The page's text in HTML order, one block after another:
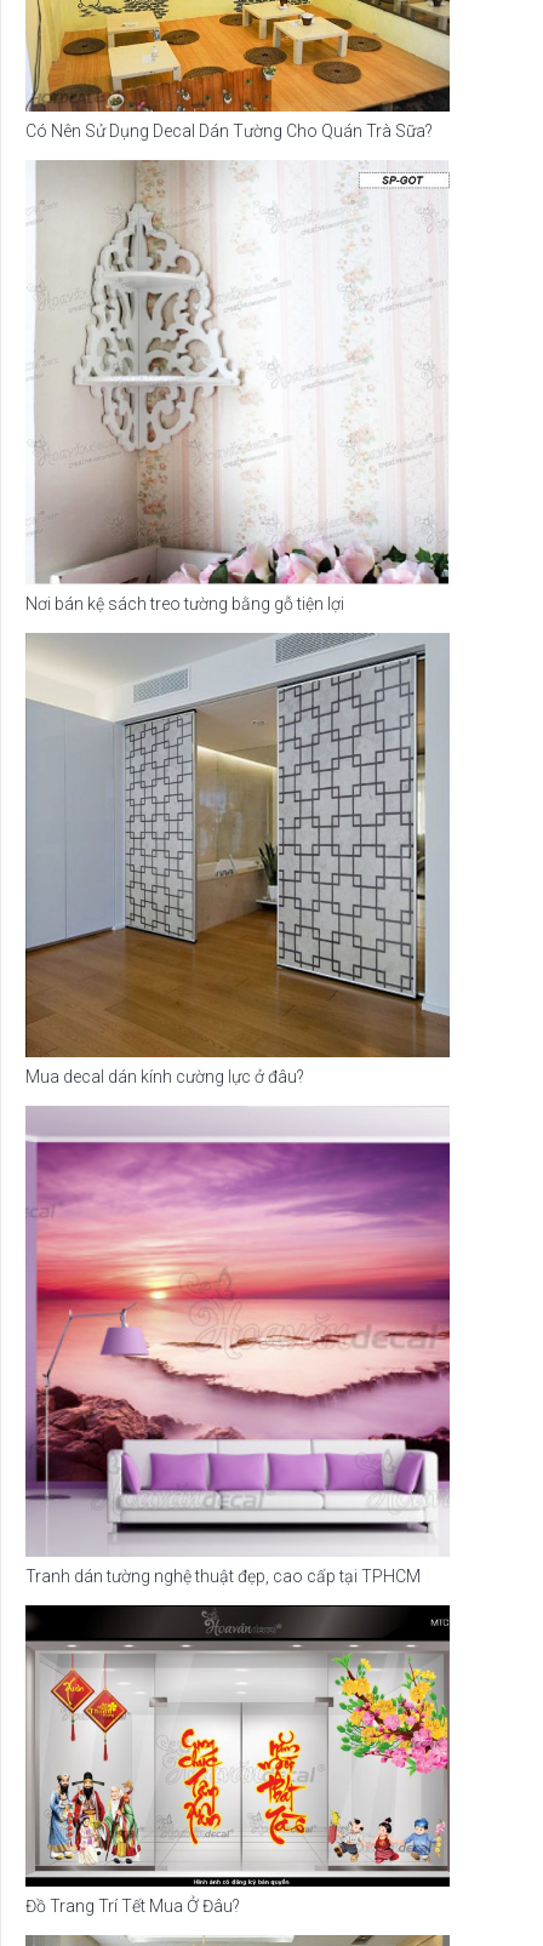
Có Nên Sử Dụng Decal Dán Tường Cho Quán Trà Sữa?
Nơi bán kệ sách treo tường bằng gỗ tiện lợi
Mua decal dán kính cường lực ở đâu?
Tranh dán tường nghệ thuật đẹp, cao cấp tại TPHCM
Đồ Trang Trí Tết Mua Ở Đâu?